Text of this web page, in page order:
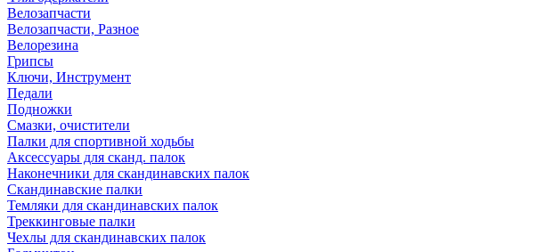
Велозапчасти
Велозапчасти, Разное
Велорезина
Грипсы
Ключи, Инструмент
Педали
Подножки
Смазки, очистители
Палки для спортивной ходьбы
Аксессуары для сканд. палок
Наконечники для скандинавских палок
Скандинавские палки
Темляки для скандинавских палок
Треккинговые палки
Чехлы для скандинавских палок